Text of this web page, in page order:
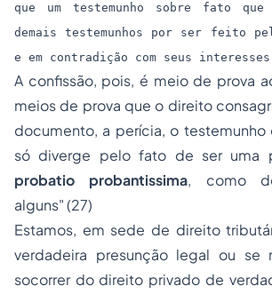
que um testemunho sobre fato
demais testemunhos por ser feito
e em contradição com seus
A confissão, pois, é meio de prova
meios de prova que o direito
documento, a perícia, o
só diverge pelo fato de ser uma
probatio probantissima, como
alguns" (27)
Estamos, em sede de direito
verdadeira presunção legal ou se
socorrer do direito privado de